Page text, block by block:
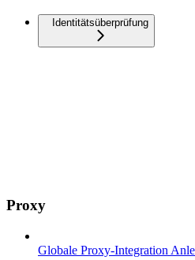
Identitätsüberprüfung
Proxy
Globale Proxy-Integration